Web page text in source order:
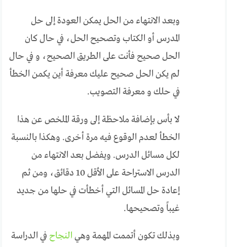
وبعد الانتهاء من الحل يمكن العودة إلى حل
المدرس أو الكتاب وتصحيح الحل، في حال كان
الحل صحيح فأنت على الطريق الصحيح، و في حال
لم يكن الحل صحيح عليك معرفة أين يكمن الخطأ
في حلك و معرفة التصويب.
لا بأس بإضافة ملاحظة إلى ورقة الملخص عن هذا
الخطأ لعدم الوقوع فيه مرة أخرى. وهكذا بالنسبة
لكل مسائل الدرس. ويفضل بعد الانتهاء من
الدرس الاستراحة على الأقل 10 دقائق، ومن ثم
إعادة حل المسائل التي أخطأت في حلها من جديد
غيباً وتصحيحها.
وبذلك تكون أتممت المهمة وهي النجاح في الدراسة